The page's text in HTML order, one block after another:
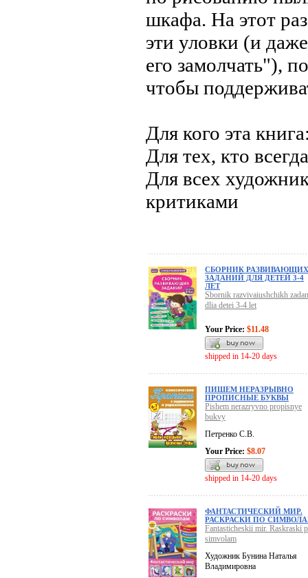
шкафа. На этот
эти уловки (и
его замолчать"),
чтобы
Для кого эта
Для тех, кто
Для всех
критиками
СБОРНИК РАЗВИВАЮЩИХ
ЗАДАНИЙ ДЛЯ ДЕТЕЙ 3-4
ЛЕТ
Sbornik razvivaiushchikh
dlia detei 3-4 let
Your Price: $11.48
shipped in 14-20 days
ПИШЕМ НЕРАЗРЫВНО
ПРОПИСНЫЕ БУКВЫ
Pishem nerazryvno propisnye
bukvy
Петренко С.В.
Your Price: $8.07
shipped in 14-20 days
ФАНТАСТИЧЕСКИЙ МИР.
РАСКРАСКИ ПО
Fantasticheskii mir. Raskraski
simvolam
Художник Бунина Наталья
Владимировна